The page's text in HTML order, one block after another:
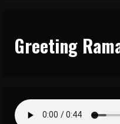
Greeting